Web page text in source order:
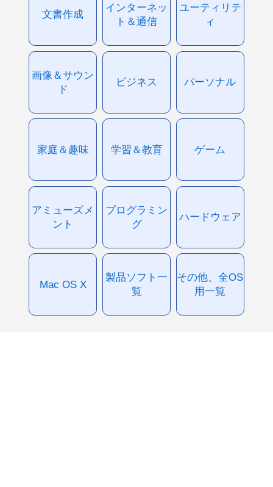
文書作成
インターネッ
ト＆通信
ユーティリテ
ィ
画像＆サウン
ド
ビジネス パーソナル
家庭＆趣味 学習＆教育 ゲーム
アミューズメ
ント
プログラミン
グ
ハードウェア
Mac OS X
製品ソフト一
覧
その他、全OS
用一覧